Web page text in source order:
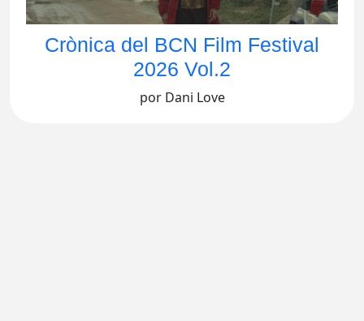
Crònica del BCN Film Festival
2026 Vol.2
por Dani Love